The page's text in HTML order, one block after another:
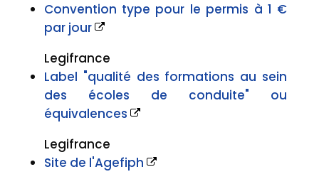
Convention type pour le permis à 1 €
par jour
Legifrance
Label "qualité des formations au sein
des écoles de conduite" ou
équivalences
Legifrance
Site de l'Agefiph